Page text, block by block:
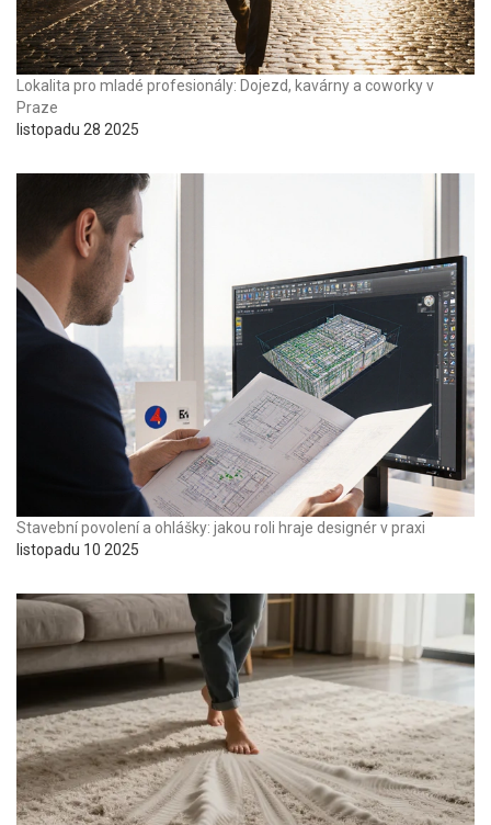
Lokalita pro mladé profesionály: Dojezd, kavárny a coworky v
Praze
listopadu 28 2025
Stavební povolení a ohlášky: jakou roli hraje designér v praxi
listopadu 10 2025